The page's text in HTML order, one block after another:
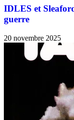
IDLES et
guerre
20 novembre 2025